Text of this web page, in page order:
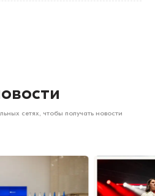
сетях, чтобы получать новости